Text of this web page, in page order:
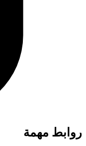
روابط مهمة